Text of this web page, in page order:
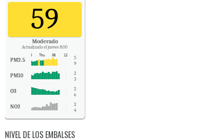
59
Moderado
Actualizado el jueves 8:00
PM2.5
5
9
PM10
2
3
O3
2
6
NO2
2
4
SO2 -
CO -
NIVEL DE LOS EMBALSES